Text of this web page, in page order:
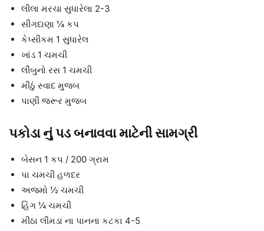
લીલા મરચા સુધારેલા 2-3
સીંગદાણા ¼ કપ
કેપ્સીકમ 1 સુધારેલ
ખાંડ 1 ચમચી
લીંબુનો રસ 1 ચમચી
મીઠું સ્વાદ મુજબ
પાણી જરૂર મુજબ
પકોડા નું પડ બનાવવા માટેની સામગ્રી
બેસન 1 કપ / 200 ગ્રામ
પા ચમચી હળદર
અજમો ½ ચમચી
હિંગ ¼ ચમચી
મીઠા લીમડા ના પાનના કટકા 4-5